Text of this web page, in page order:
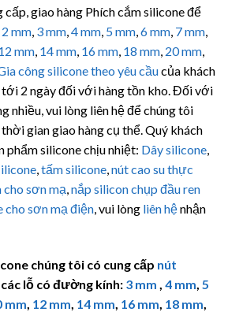
cấp, giao hàng Phích cắm silicone để
2 mm 3 mm 4 mm 5 mm 6 mm 7 mm
mm 14 mm 16 mm 18 mm 20 mm
công silicone theo yêu cầucủa khách
2 ngày đối với hàng tồn kho. Đối với
nhiều, vui lòng liên hệ để chúng tôi
gian giao hàng cụ thể. Quý khách
phẩm silicone chịu nhiệt: Dây silicone
tấm silicone nút cao su thực
cho sơn mạ nắp silicon chụp đầu ren
cho sơn mạ điện , vui lòng liên hệnhận
chúng tôi có cung cấp nút
lỗ có đường kính: 3 mm 4 mm 5
mm 12 mm 14 mm 16 mm 18 mm